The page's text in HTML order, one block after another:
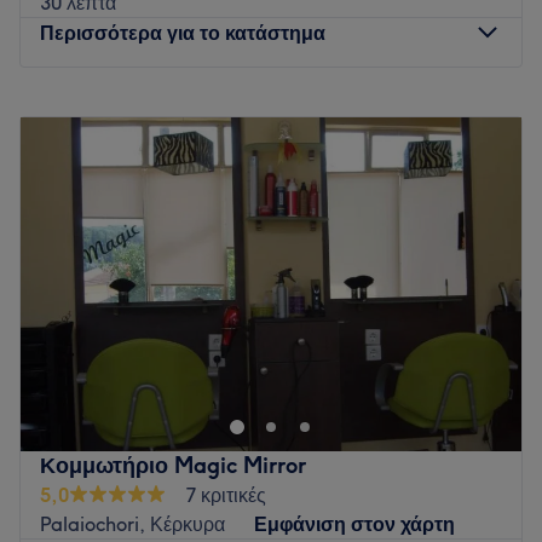
Go to venue
Περισσότερα για το κατάστημα
Τρίτη
11:30–18:30
11:30–18:30
11:30–
18:30
Παρασκευή
18:30
Σάββατο
16:00
Κυριακή
Κλειστό
Geoffrey Lo Pilato salons blend Mediterranean flair,
Belgian minimalism, and Parisian sophistication.
Designed as refined, modern spaces, our salons are
dedicated to respecting the natural integrity of your hair.
Experts in precision cutting and bespoke colouring, we
use high-performance products that care for your hair
while delivering luminous, elegant results tailored to your
natural beauty.
Κομμωτήριο Magic Mirror
5,0
7 κριτικές
Palaiochori, Κέρκυρα
Εμφάνιση στον χάρτη